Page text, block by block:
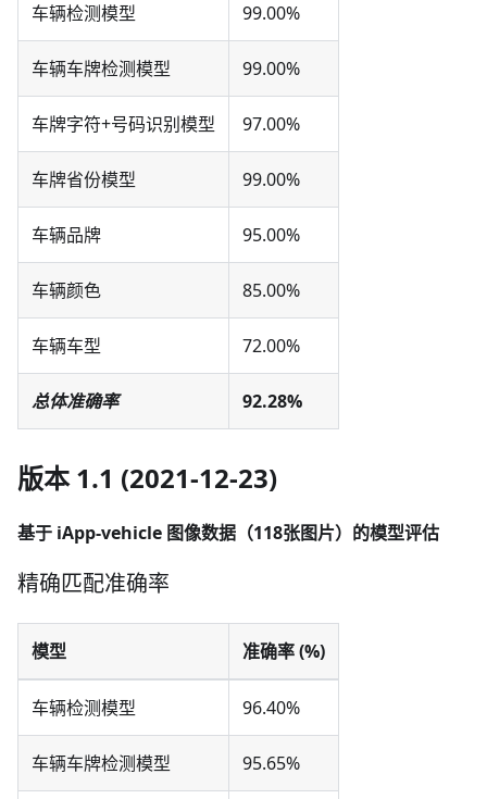
车辆检测模型 99.00%
车辆车牌检测模型 99.00%
车牌字符+号码识别模型 97.00%
车牌省份模型 99.00%
车辆品牌 95.00%
车辆颜色 85.00%
车辆车型 72.00%
总体准确率 92.28%
版本 1.1 (2021-12-23)
基于 iApp-vehicle 图像数据（118张图片）的模型评估
精确匹配准确率
模型 准确率 (%)
车辆检测模型 96.40%
车辆车牌检测模型 95.65%